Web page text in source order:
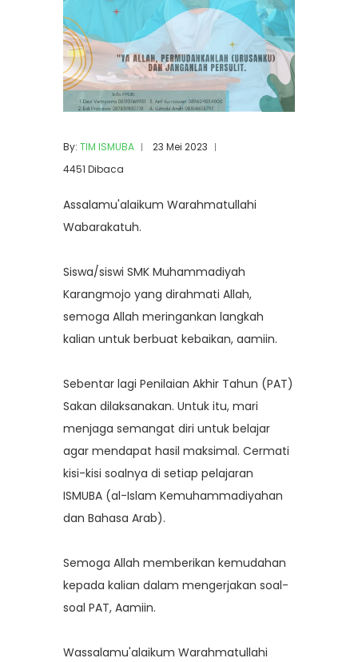
By: TIM ISMUBA
23 Mei 2023
4451 Dibaca
Assalamu'alaikum Warahmatullahi
Wabarakatuh.
Siswa/siswi SMK Muhammadiyah
Karangmojo yang dirahmati Allah,
semoga Allah meringankan langkah
kalian untuk berbuat kebaikan, aamiin.
Sebentar lagi Penilaian Akhir Tahun (PAT)
Sakan dilaksanakan. Untuk itu, mari
menjaga semangat diri untuk belajar
agar mendapat hasil maksimal. Cermati
kisi-kisi soalnya di setiap pelajaran
ISMUBA (al-Islam Kemuhammadiyahan
dan Bahasa Arab).
Semoga Allah memberikan kemudahan
kepada kalian dalam mengerjakan soal-
soal PAT, Aamiin.
Wassalamu'alaikum Warahmatullahi